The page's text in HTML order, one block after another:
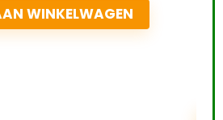
loopt binnenkort af